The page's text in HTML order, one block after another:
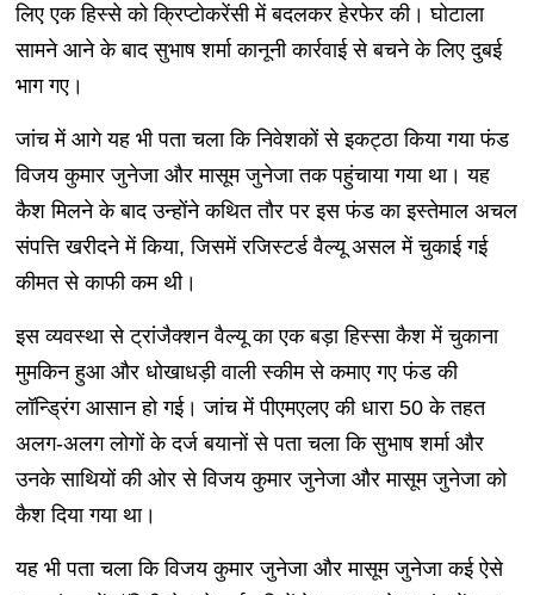
लिए एक हिस्से को क्रिप्टोकरेंसी में बदलकर हेरफेर की। घोटाला
सामने आने के बाद सुभाष शर्मा कानूनी कार्रवाई से बचने के लिए दुबई
भाग गए।
जांच में आगे यह भी पता चला कि निवेशकों से इकट्ठा किया गया फंड
विजय कुमार जुनेजा और मासूम जुनेजा तक पहुंचाया गया था। यह
कैश मिलने के बाद उन्होंने कथित तौर पर इस फंड का इस्तेमाल अचल
संपत्ति खरीदने में किया, जिसमें रजिस्टर्ड वैल्यू असल में चुकाई गई
कीमत से काफी कम थी।
इस व्यवस्था से ट्रांजैक्शन वैल्यू का एक बड़ा हिस्सा कैश में चुकाना
मुमकिन हुआ और धोखाधड़ी वाली स्कीम से कमाए गए फंड की
लॉन्ड्रिंग आसान हो गई। जांच में पीएमएलए की धारा 50 के तहत
अलग-अलग लोगों के दर्ज बयानों से पता चला कि सुभाष शर्मा और
उनके साथियों की ओर से विजय कुमार जुनेजा और मासूम जुनेजा को
कैश दिया गया था।
यह भी पता चला कि विजय कुमार जुनेजा और मासूम जुनेजा कई ऐसे